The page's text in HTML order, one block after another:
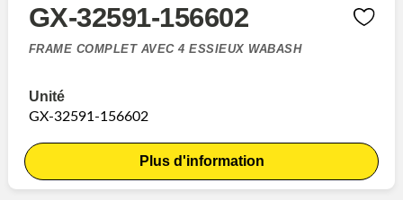
GX-32591-156602
FRAME COMPLET AVEC 4 ESSIEUX WABASH
Unité
GX-32591-156602
Plus d'information